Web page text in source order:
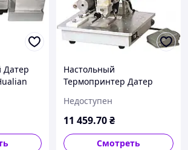
Датер
Настольный
Термопринтер Датер
HP-280B
Недоступен
11 459.70₴
Смотреть